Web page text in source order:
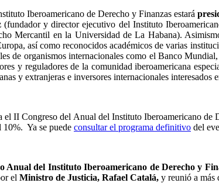
Iberoamericano de Derecho y Finanzas estará
(fundador y director ejecutivo del Instituto
Mercantil en la Universidad de La Habana).
así como reconocidos académicos de varias
de organismos internacionales como el Banco
y reguladores de la comunidad iberoamericana
y extranjeras e inversores internacionales
el II Congreso del Anual del Instituto Iberoamericano
10%. Ya se puede consultar el programa definitivo del
Anual del Instituto Iberoamericano de Derecho y
el Ministro de Justicia, Rafael Catalá, y reunió a más